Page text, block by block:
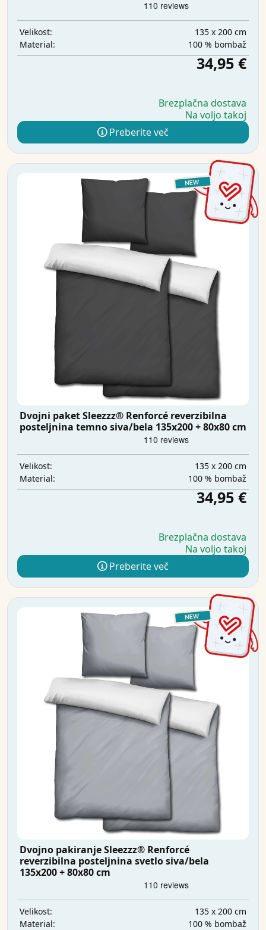
Velikost:
135 x 200 cm
Material:
100 % bombaž
34,95 €
Brezplačna dostava
Na voljo takoj
Preberite več
Dvojni paket Sleezzz® Renforcé reverzibilna
posteljnina temno siva/bela 135x200 + 80x80 cm
Velikost:
135 x 200 cm
Material:
100 % bombaž
34,95 €
Brezplačna dostava
Na voljo takoj
Preberite več
Dvojno pakiranje Sleezzz® Renforcé
reverzibilna posteljnina svetlo siva/bela
135x200 + 80x80 cm
Velikost:
135 x 200 cm
Material:
100 % bombaž